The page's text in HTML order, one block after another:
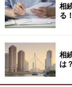
は明確な計算方
相続人全員での
協議の話し合い
す。
相
る！
相
は？